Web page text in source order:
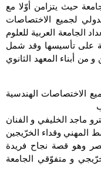
حيث يتزامن أوّلا مع
لجميع الاختصاصات
الجامعة العربية للعلوم
اللوجستي للاحتفال بمرور 30 سنة على تأسيسها وقد شمل
من أبناء المعهد الثانوي
الاختصاصات الهندسية
ماجد الخليفي و الفنان
المهني وقداء الخرّيجين
وهو قصة نجاح فريدة
و متفوّقي الجامعة